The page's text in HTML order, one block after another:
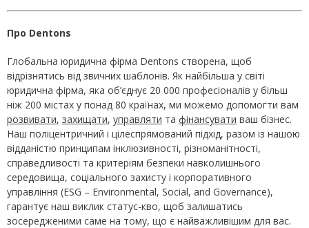
Про Dentons
Глобальна юридична фірма Dentons створена, щоб
відрізнятись від звичних шаблонів. Як найбільша у світі
юридична фірма, яка об’єднує 20 000 професіоналів у більш
ніж 200 містах у понад 80 країнах, ми можемо допомогти вам
розвивати, захищати, управляти та фінансувати ваш бізнес.
Наш поліцентричний і цілеспрямований підхід, разом із нашою
відданістю принципам інклюзивності, різноманітності,
справедливості та критеріям безпеки навколишнього
середовища, соціального захисту і корпоративного
управління (ESG – Environmental, Social, and Governance),
гарантує наш виклик статус-кво, щоб залишатись
зосередженими саме на тому, що є найважливішим для вас.